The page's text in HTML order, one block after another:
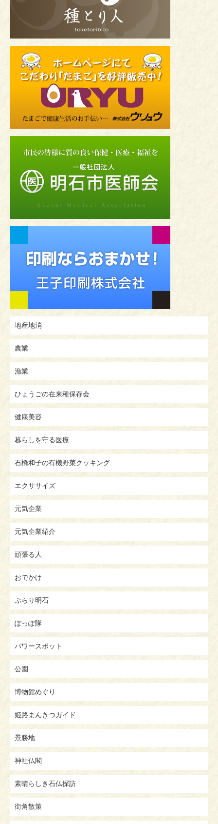
地産地消
農業
漁業
ひょうごの在来種保存会
健康美容
暮らしを守る医療
石橋和子の有機野菜クッキング
エクササイズ
元気企業
元気企業紹介
頑張る人
おでかけ
ぶらり明石
ぽっぽ隊
パワースポット
公園
博物館めぐり
姫路まんきつガイド
景勝地
神社仏閣
素晴らしき石仏探訪
街角散策